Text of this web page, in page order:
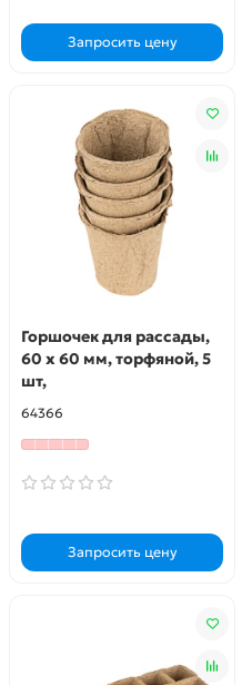
Запросить цену
Горшочек для рассады,
60 х 60 мм, торфяной, 5
шт,
64366
Запросить цену